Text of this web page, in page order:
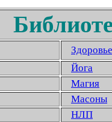
Здоровье
Йога
Магия
Масоны
НЛП